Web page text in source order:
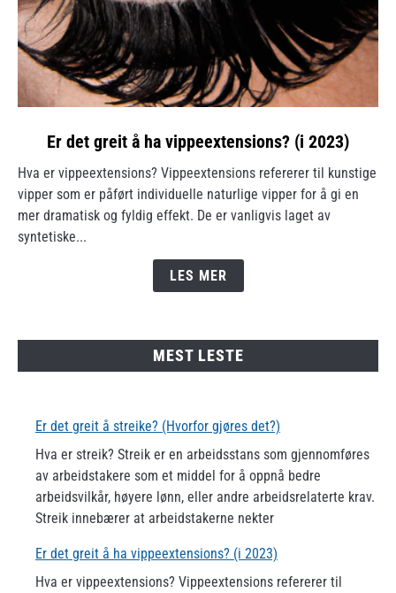
Er
det
greit
å
Er det greit å ha vippeextensions? (i 2023)
Hva er vippeextensions? Vippeextensions refererer til kunstige
vipper som er påført individuelle naturlige vipper for å gi en
mer dramatisk og fyldig effekt. De er vanligvis laget av
syntetiske...
LES MER
MEST LESTE
Er det greit å streike? (Hvorfor gjøres det?)
Hva er streik? Streik er en arbeidsstans som gjennomføres
av arbeidstakere som et middel for å oppnå bedre
arbeidsvilkår, høyere lønn, eller andre arbeidsrelaterte krav.
Streik innebærer at arbeidstakerne nekter
Er det greit å ha vippeextensions? (i 2023)
Hva er vippeextensions? Vippeextensions refererer til